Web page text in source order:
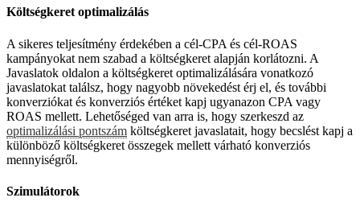
Költségkeret optimalizálás
A sikeres teljesítmény érdekében a cél-CPA és cél-ROAS
kampányokat nem szabad a költségkeret alapján korlátozni. A
Javaslatok oldalon a költségkeret optimalizálására vonatkozó
javaslatokat találsz, hogy nagyobb növekedést érj el, és további
konverziókat és konverziós értéket kapj ugyanazon CPA vagy
ROAS mellett. Lehetőséged van arra is, hogy szerkeszd az
optimalizálási pontszám költségkeret javaslatait, hogy becslést kapj a
különböző költségkeret összegek mellett várható konverziós
mennyiségről.
Szimulátorok